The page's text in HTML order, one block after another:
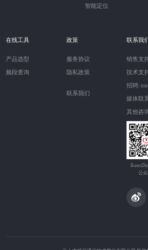
智能定位
在线工具
产品选型
频段查询
政策
服务协议
隐私政策
联系我们
联系我
销售支
技术支
招聘:
媒体联
其他咨
公